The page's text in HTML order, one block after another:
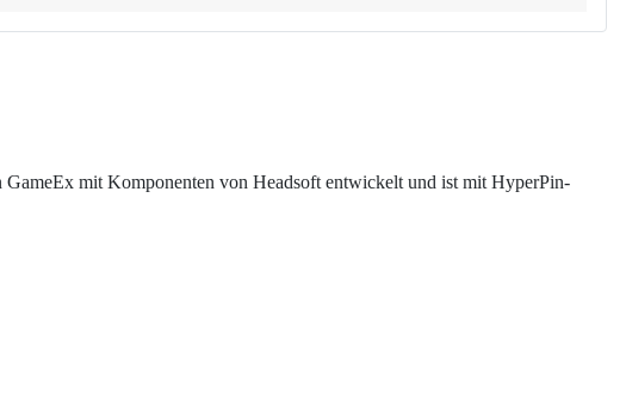
mit Komponenten von Headsoft entwickelt und ist mit HyperPin-